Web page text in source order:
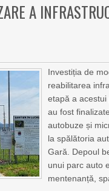
A
Investiția de
reabilitarea
etapă a
au fost
autobuze și
la spălătoria
Gară. Depoul
unui parc auto
mentenanță,